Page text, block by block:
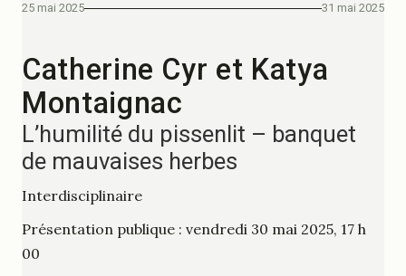
25 mai 2025
31 mai 2025
Catherine Cyr et Katya
Montaignac
L’humilité du pissenlit – banquet
de mauvaises herbes
Interdisciplinaire
Présentation publique : vendredi 30 mai 2025, 17 h
00